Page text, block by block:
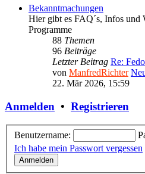
Bekanntmachungen
Hier gibt es FAQ´s, Infos und
Programme
88 Themen
96 Beiträge
Letzter Beitrag Re:
von ManfredRichter
22. Mär 2026, 15:59
Anmelden • Registrieren
Benutzername:
Ich habe mein Passwort vergessen